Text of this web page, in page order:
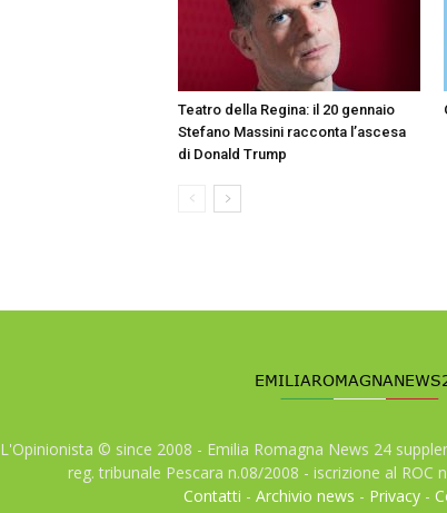
Teatro della Regina: il 20 gennaio
Stefano Massini racconta l’ascesa
di Donald Trump
L'Opinionista © since 2008 - Emilia Romagna News 24
reg. tribunale Pescara n.08/2008 - iscrizione al ROC
Contatti -Archivio news - Privacy -